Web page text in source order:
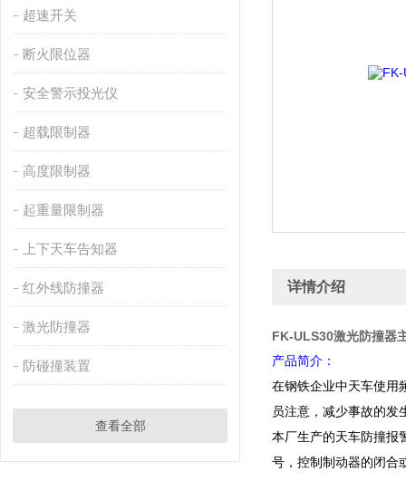
超速开关
断火限位器
安全警示投光仪
超载限制器
高度限制器
起重量限制器
上下天车告知器
红外线防撞器
激光防撞器
防碰撞装置
查看全部
详情介绍
FK-ULS30激光防撞器
产品简介：
在钢铁企业中天车使用
员注意，减少事故的发
本厂生产的天车防撞报
号，控制制动器的闭合